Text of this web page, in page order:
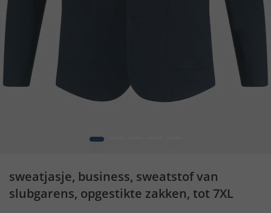
1
sweatjasje, business, sweatstof van
slubgarens, opgestikte zakken, tot 7XL